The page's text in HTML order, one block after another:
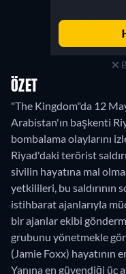
ÖZET
"The Kingdom"da 12
Arabistan'ın başkenti
bombalama olaylarını
Riyad'daki terörist
sivilin hayatına mal
yetkilileri, bu saldırının
istihbarat ajanlarıyla
bir ajanlar ekibi
grubunu yönetmekle
(Jamie Foxx) hayatının
Yanına en güvendiği üç